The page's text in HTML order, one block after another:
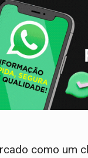
como um